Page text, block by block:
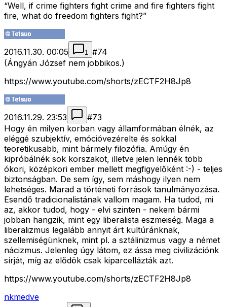
“Well, if crime fighters fight crime and fire fighters fight
fire, what do freedom fighters fight?”
2016.11.30. 00:05 1 #74
(Ángyán József nem jobbikos.)
https://www.youtube.com/shorts/zECTF2H8Jp8
2016.11.29. 23:53 #73
Hogy én milyen korban vagy államformában élnék, az
eléggé szubjektív, emócióvezérelte és sokkal
teoretikusabb, mint bármely filozófia. Amúgy én
kipróbálnék sok korszakot, illetve jelen lennék több
ókori, középkori ember mellett megfigyelőként :-) - teljes
biztonságban. De sem így, sem máshogy ilyen nem
lehetséges. Marad a történeti források tanulmányozása.
Esendő tradicionalistának vallom magam. Ha tudod, mi
az, akkor tudod, hogy - elvi szinten - nekem bármi
jobban hangzik, mint egy liberalista eszmeiség. Maga a
liberalizmus legalább annyit árt kultúránknak,
szellemiségünknek, mint pl. a sztálinizmus vagy a német
nácizmus. Jelenleg úgy látom, ez ássa meg civilizációnk
sírját, míg az elődök csak kiparcellázták azt.
https://www.youtube.com/shorts/zECTF2H8Jp8
nkmedve